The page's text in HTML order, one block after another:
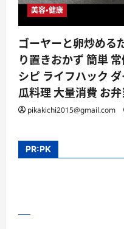
美容・健康
ゴーヤーと卵炒める
り置きおかず 簡単
シピ ライフハック
瓜料理 大量消費 お
pikakichi2015@gmail.com
PR:PK